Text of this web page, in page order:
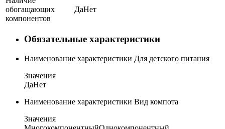
обогащающих
компонентов
ДаНет
Обязательные характеристики
Наименование характеристики Для детского питания
Значения
ДаНет
Наименование характеристики Вид компота
Значения